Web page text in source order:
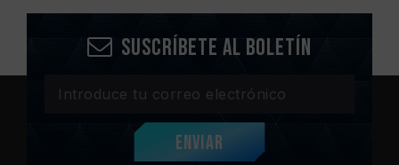
Suscríbete al boletín
Enviar